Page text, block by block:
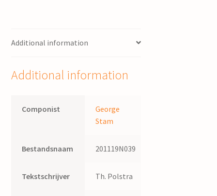
Poort
Additional information
Additional information
Componist
George
Stam
Bestandsnaam 201119N039
Tekstschrijver Th. Polstra